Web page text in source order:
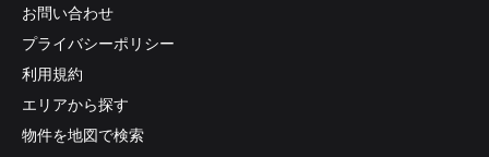
お問い合わせ
プライバシーポリシー
利用規約
エリアから探す
物件を地図で検索